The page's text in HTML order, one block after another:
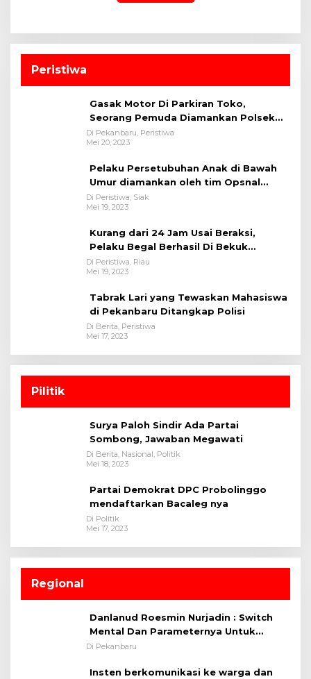
Peristiwa
Gasak Motor Di Parkiran Toko,
Seorang Pemuda Diamankan Polsek
Bukit Raya
Di Pekanbaru, Peristiwa
Mei 20, 2023
Pelaku Persetubuhan Anak di Bawah
Umur diamankan oleh tim Opsnal
Polsek Tualang-Polres Siak-Polda Riau
Di Peristiwa, Siak
Mei 19, 2023
Kurang dari 24 Jam Usai Beraksi,
Pelaku Begal Berhasil Di Bekuk
Satreskrim Polres Kuansing
Di Peristiwa, Riau
Mei 19, 2023
Tabrak Lari yang Tewaskan Mahasiswa
di Pekanbaru Ditangkap Polisi
Di Berita, Peristiwa
Mei 17, 2023
Pilitik
Surya Paloh Sindir Ada Partai
Sombong, Jawaban Megawati
Di Berita, Nasional, Politik
Mei 18, 2023
Partai Demokrat DPC Probolinggo
mendaftarkan Bacaleg nya
Di Politik
Mei 17, 2023
Regional
Danlanud Roesmin Nurjadin : Switch
Mental Dan Parameternya Untuk
Melaksanakan ✈
Di Pekanbaru
Insten berkomunikasi ke warga dan